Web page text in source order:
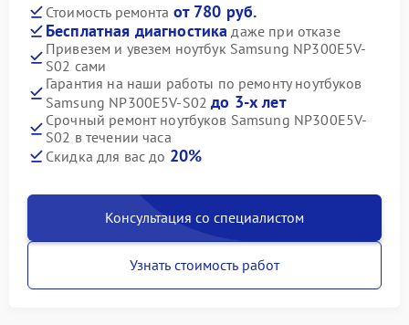
Стоимость ремонта от 780 руб.
Бесплатная диагностика даже при отказе
Привезем и увезем ноутбук Samsung NP300E5V-
S02 сами
Гарантия на наши работы по ремонту ноутбуков
Samsung NP300E5V-S02до 3-х лет
Срочный ремонт ноутбуков Samsung NP300E5V-
S02 в течении часа
Скидка для вас до 20%
Консультация со специалистом
Узнать стоимость работ